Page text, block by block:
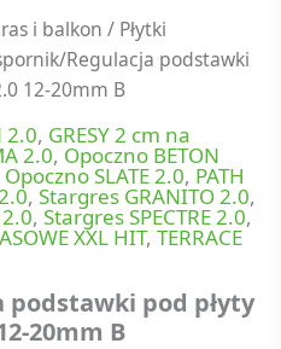
i balkon / Płytki
Regulacja podstawki
12-20mm B
2.0, GRESY 2 cm na
2.0, Opoczno BETON
Opoczno SLATE 2.0, PATH
, Stargres GRANITO 2.0,
, Stargres SPECTRE 2.0,
XXL HIT, TERRACE
pod płyty
20mm B